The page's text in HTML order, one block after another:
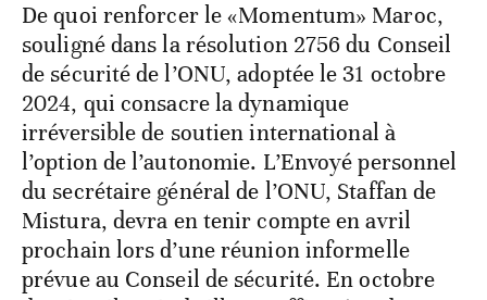
De quoi renforcer le «Momentum» Maroc,
souligné dans la résolution 2756 du Conseil
de sécurité de l’ONU, adoptée le 31 octobre
2024, qui consacre la dynamique
irréversible de soutien international à
l’option de l’autonomie. L’Envoyé personnel
du secrétaire général de l’ONU, Staffan de
Mistura, devra en tenir compte en avril
prochain lors d’une réunion informelle
prévue au Conseil de sécurité. En octobre